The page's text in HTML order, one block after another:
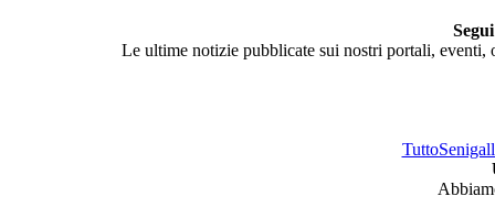
Le ultime notizie pubblicate sui nostri portali,